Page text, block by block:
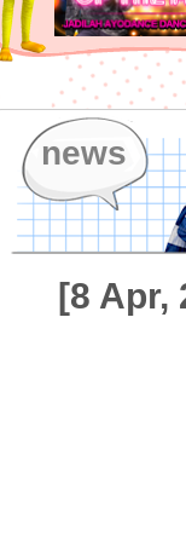
news
[8 Apr,